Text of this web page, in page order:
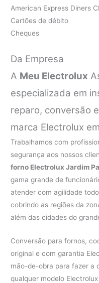
American Express Diners
Cartões de débito
Cheques
Da Empresa
A Meu Electrolux
especializada em
reparo, conversão
marca Electrolux
Trabalhamos com
segurança aos nossos
forno Electrolux Jardim
gama grande de
atender com agilidade
cobrindo as regiões da
além das cidades do
Conversão para fornos,
original e com garantia
mão-de-obra para fazer a
qualquer modelo